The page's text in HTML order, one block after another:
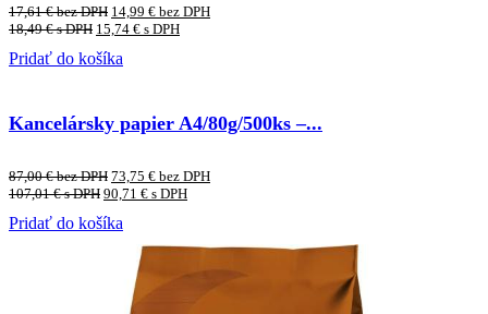
17,61€bez DPH 14,99 € bez DPH
18,49€s DPH 15,74 € s DPH
Pridať do košíka
Kancelársky papier A4/80g/500ks –...
87,00€bez DPH 73,75 € bez DPH
107,01€s DPH 90,71 € s DPH
Pridať do košíka